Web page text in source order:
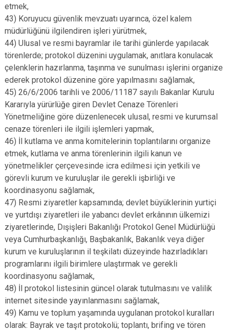
etmek,
43) Koruyucu güvenlik mevzuatı uyarınca, özel kalem
müdürlüğünü ilgilendiren işleri yürütmek,
44) Ulusal ve resmi bayramlar ile tarihi günlerde yapılacak
törenlerde; protokol düzenini uygulamak, anıtlara konulacak
çelenklerin hazırlanma, taşınma ve sunulması işlerini organize
ederek protokol düzenine göre yapılmasını sağlamak,
45) 26/6/2006 tarihli ve 2006/11187 sayılı Bakanlar Kurulu
Kararıyla yürürlüğe giren Devlet Cenaze Törenleri
Yönetmeliğine göre düzenlenecek ulusal, resmi ve kurumsal
cenaze törenleri ile ilgili işlemleri yapmak,
46) İl kutlama ve anma komitelerinin toplantılarını organize
etmek, kutlama ve anma törenlerinin ilgili kanun ve
yönetmelikler çerçevesinde icra edilmesi için yetkili ve
görevli kurum ve kuruluşlar ile gerekli işbirliği ve
koordinasyonu sağlamak,
47) Resmi ziyaretler kapsamında; devlet büyüklerinin yurtiçi
ve yurtdışı ziyaretleri ile yabancı devlet erkânının ülkemizi
ziyaretlerinde, Dışişleri Bakanlığı Protokol Genel Müdürlüğü
veya Cumhurbaşkanlığı, Başbakanlık, Bakanlık veya diğer
kurum ve kuruluşlarının il teşkilatı düzeyinde hazırladıkları
programlarını ilgili birimlere ulaştırmak ve gerekli
koordinasyonu sağlamak,
48) İl protokol listesinin güncel olarak tutulmasını ve valilik
internet sitesinde yayınlanmasını sağlamak,
49) Kamu ve toplum yaşamında uygulanan protokol kuralları
olarak: Bayrak ve taşıt protokolü; toplantı, brifing ve tören